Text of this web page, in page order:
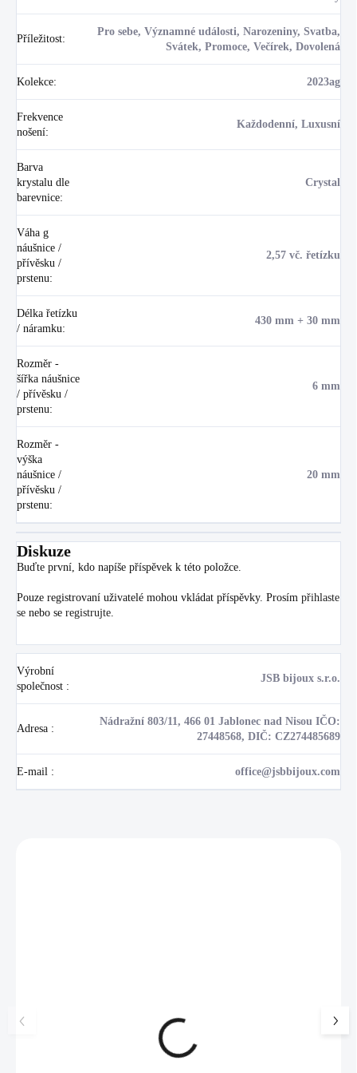
Příležitost:
Pro sebe, Významné události, Narozeniny, Svatba,
Svátek, Promoce, Večírek, Dovolená
Kolekce: 2023ag
Frekvence
nošení:
Každodenní, Luxusní
Barva
krystalu dle
barevnice:
Crystal
Váha g
náušnice /
přívěsku /
prstenu:
2,57 vč. řetízku
Délka řetízku
/ náramku:
430 mm + 30 mm
Rozměr -
šířka náušnice
/ přívěsku /
prstenu:
6 mm
Rozměr -
výška
náušnice /
přívěsku /
prstenu:
20 mm
Diskuze
Buďte první, kdo napíše příspěvek k této položce.
Pouze registrovaní uživatelé mohou vkládat příspěvky. Prosím přihlaste
se nebo se registrujte
Výrobní
společnost :
JSB bijoux s.r.o.
Adresa :
Nádražní 803/11, 466 01 Jablonec nad Nisou IČO:
27448568, DIČ: CZ274485689
E-mail : office@jsbbijoux.com